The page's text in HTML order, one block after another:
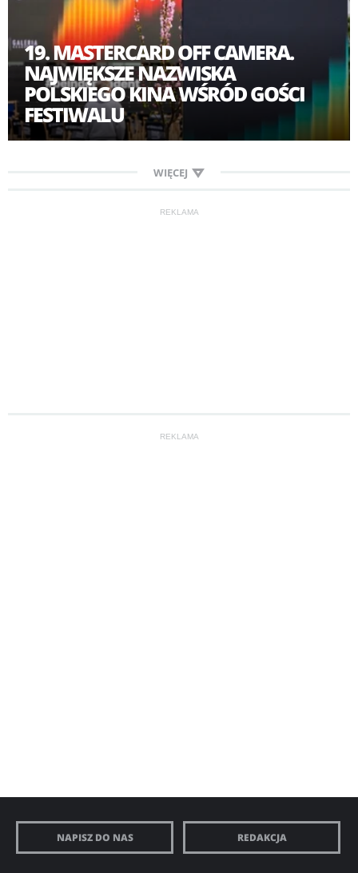
19. MASTERCARD OFF CAMERA.
NAJWIĘKSZE NAZWISKA
POLSKIEGO KINA WŚRÓD GOŚCI
FESTIWALU
WIĘCEJ
REKLAMA
REKLAMA
NAPISZ DO NAS REDAKCJA